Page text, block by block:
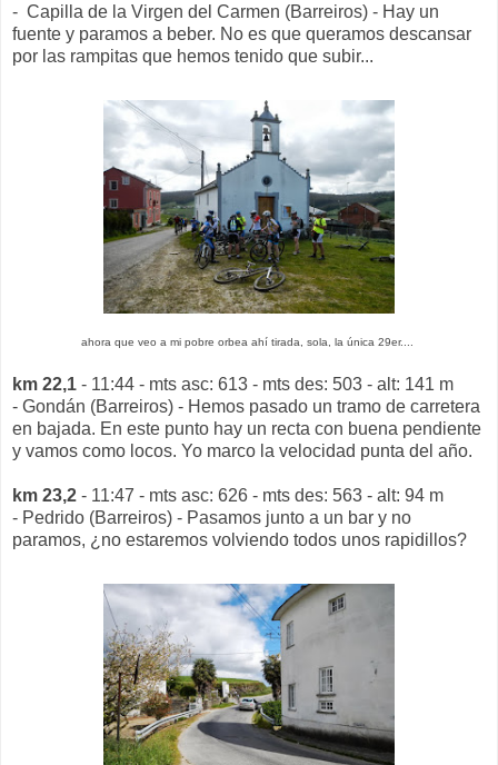
- Capilla de la Virgen del Carmen (Barreiros) - Hay un
fuente y paramos a beber. No es que queramos descansar
por las rampitas que hemos tenido que subir...
ahora que veo a mi pobre orbea ahí tirada, sola, la única 29er....
km 22,1 - 11:44 - mts asc: 613 - mts des: 503 - alt: 141 m
- Gondán (Barreiros) - Hemos pasado un tramo de carretera
en bajada. En este punto hay un recta con buena pendiente
y vamos como locos. Yo marco la velocidad punta del año.
km 23,2 - 11:47 - mts asc: 626 - mts des: 563 - alt: 94 m
- Pedrido (Barreiros) - Pasamos junto a un bar y no
paramos, ¿no estaremos volviendo todos unos rapidillos?